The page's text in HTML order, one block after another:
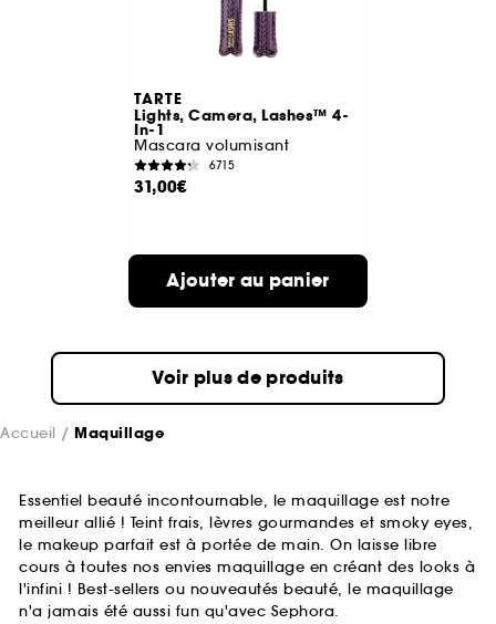
TARTE
Lights, Camera, Lashes™ 4-
In-1
Mascara volumisant
6715
31,00€
Ajouter au panier
Voir plus de produits
Accueil Maquillage
Essentiel beauté incontournable, le maquillage est notre
meilleur allié ! Teint frais, lèvres gourmandes et smoky eyes,
le makeup parfait est à portée de main. On laisse libre
cours à toutes nos envies maquillage en créant des looks à
l'infini ! Best-sellers ou nouveautés beauté, le maquillage
n'a jamais été aussi fun qu'avec Sephora.